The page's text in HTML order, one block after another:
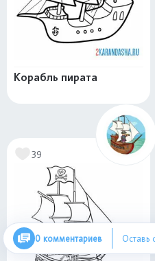
Корабль пирата
39
0 комментариев Оставь